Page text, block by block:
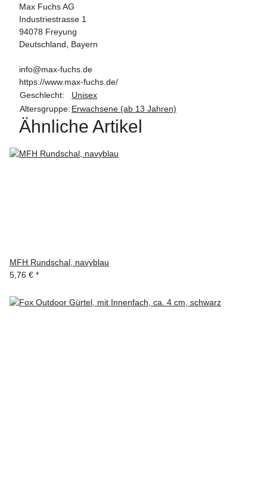
Max Fuchs AG
Industriestrasse 1
94078 Freyung
Deutschland, Bayern
info@max-fuchs.de
https://www.max-fuchs.de/
Geschlecht:
Unisex
Altersgruppe: Erwachsene (ab 13 Jahren)
Ähnliche Artikel
MFH Rundschal, navyblau
5,76 € *